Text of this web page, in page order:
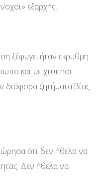
εξαρχής.
ξέφυγε, ήταν έκρυθμη.
και με χτύπησε.
διάφορα ζητήματα βίας
ότι δεν ήθελα να
Δεν ήθελα να